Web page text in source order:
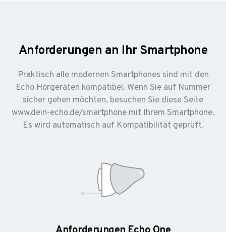
Anforderungen an Ihr Smartphone
Praktisch alle modernen Smartphones sind mit den
Echo Hörgeräten kompatibel. Wenn Sie auf Nummer
sicher gehen möchten, besuchen Sie diese Seite
www.dein-echo.de/smartphone mit Ihrem Smartphone.
Es wird automatisch auf Kompatibilität geprüft.